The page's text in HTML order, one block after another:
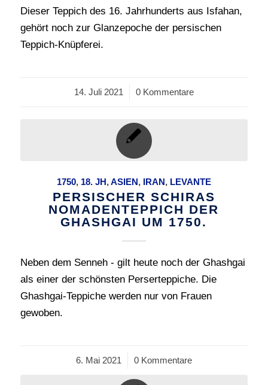
Dieser Teppich des 16. Jahrhunderts aus Isfahan,
gehört noch zur Glanzepoche der persischen
Teppich-Knüpferei.
14. Juli 2021
/ 0 Kommentare
1750, 18. JH,ASIEN, IRAN, LEVANTE
PERSISCHER SCHIRAS
NOMADENTEPPICH DER
GHASHGAI UM 1750.
Neben dem Senneh - gilt heute noch der Ghashgai
als einer der schönsten Perserteppiche. Die
Ghashgai-Teppiche werden nur von Frauen
gewoben.
6. Mai 2021
/ 0 Kommentare